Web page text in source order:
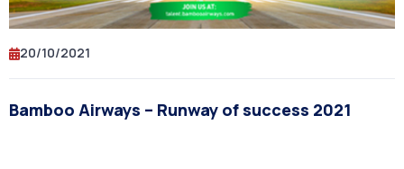
20/10/2021
Bamboo Airways – Runway of success 2021